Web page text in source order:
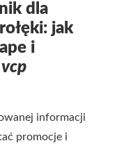
dla
jak
i
vcp
informacji
promocje i